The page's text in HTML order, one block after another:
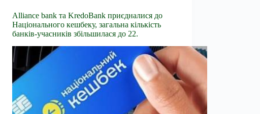
Alliance bank та KredoBank приєдналися до
Національного кешбеку, загальна кількість
банків-учасників збільшилася до 22.